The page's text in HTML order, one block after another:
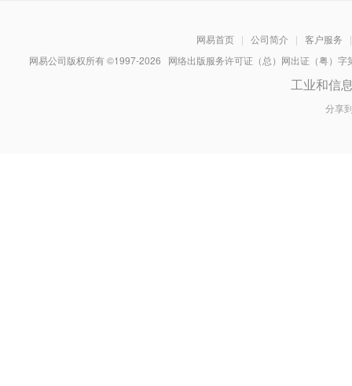
网易首页 | 公司简介 | 客户服务
|
网易公司版权所有 ©1997-2026 网络出版服务许可证（总）网出证（粤）
工业和信
分享